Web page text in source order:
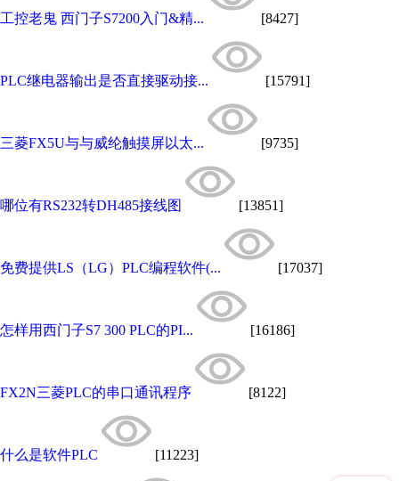
工控老鬼 西门子S7200入门&精... [8427]
PLC继电器输出是否直接驱动接... [15791]
三菱FX5U与与威纶触摸屏以太... [9735]
哪位有RS232转DH485接线图 [13851]
免费提供LS（LG）PLC编程软件(... [17037]
怎样用西门子S7 300 PLC的PI... [16186]
FX2N三菱PLC的串口通讯程序 [8122]
什么是软件PLC [11223]